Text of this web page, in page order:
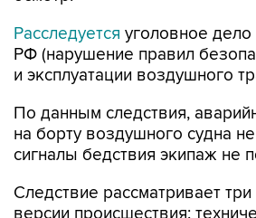
Расследуется уголовное
РФ (нарушение правил
и эксплуатации воздушного
По данным следствия,
на борту воздушного судна
сигналы бедствия экипаж не
Следствие рассматривает